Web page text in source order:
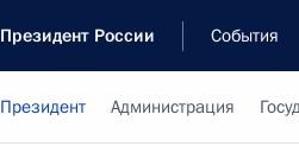
Президент России События
Президент Администрация